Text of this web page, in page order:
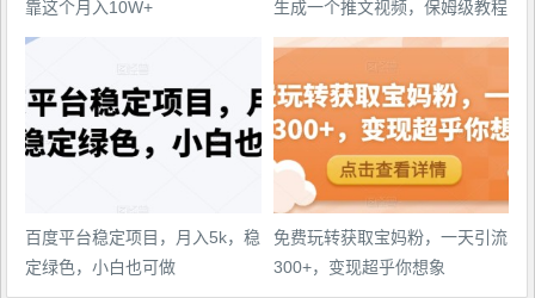
靠这个月入10W+
生成一个推文视频，保姆级教程
【配项目操作和软件教程】
百度平台稳定项目，月入5k，稳
定绿色，小白也可做
免费玩转获取宝妈粉，一天引流
300+，变现超乎你想象